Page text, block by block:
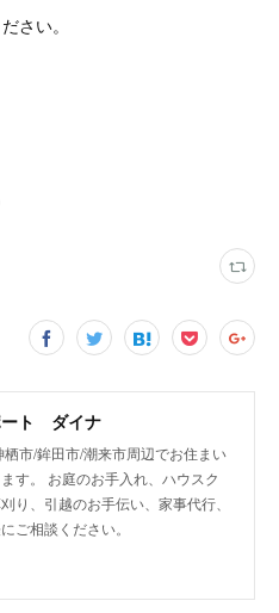
さい。
ート ダイナ
市/鉾田市/潮来市周辺でお住まい
す。 お庭のお手入れ、ハウスク
り、引越のお手伝い、家事代行、
ご相談ください。